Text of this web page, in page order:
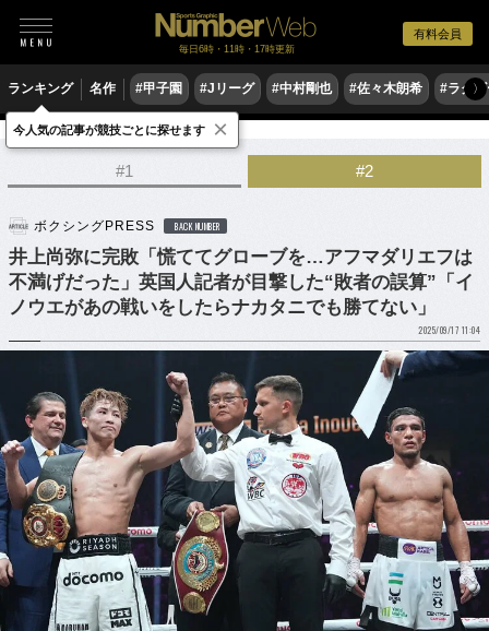
有料会員
毎日6時・11時・17時更新
ランキング 名作 #甲子園 #Jリーグ #中村剛也 #佐々木朗希 #ラグ〉
格闘技 ボクシング
#1 #2
ボクシングPRESS BACK NUMBER
井上尚弥に完敗「慌ててグローブを…アフマダリエフは
不満げだった」英国人記者が目撃した“敗者の誤算”「イ
ノウエがあの戦いをしたらナカタニでも勝てない」
2025/09/17 11:04
今人気の記事が競技ごとに探せます ×